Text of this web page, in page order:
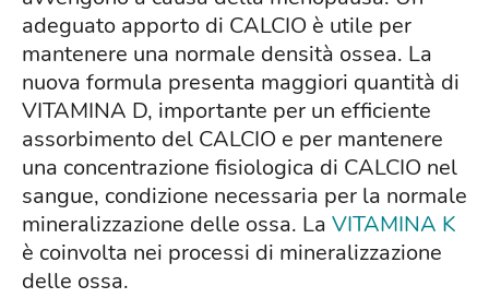
adeguato apporto di CALCIO è utile per
mantenere una normale densità ossea. La
nuova formula presenta maggiori quantità di
VITAMINA D, importante per un efficiente
assorbimento del CALCIO e per mantenere
una concentrazione fisiologica di CALCIO nel
sangue, condizione necessaria per la normale
mineralizzazione delle ossa. La VITAMINA K
è coinvolta nei processi di mineralizzazione
delle ossa.